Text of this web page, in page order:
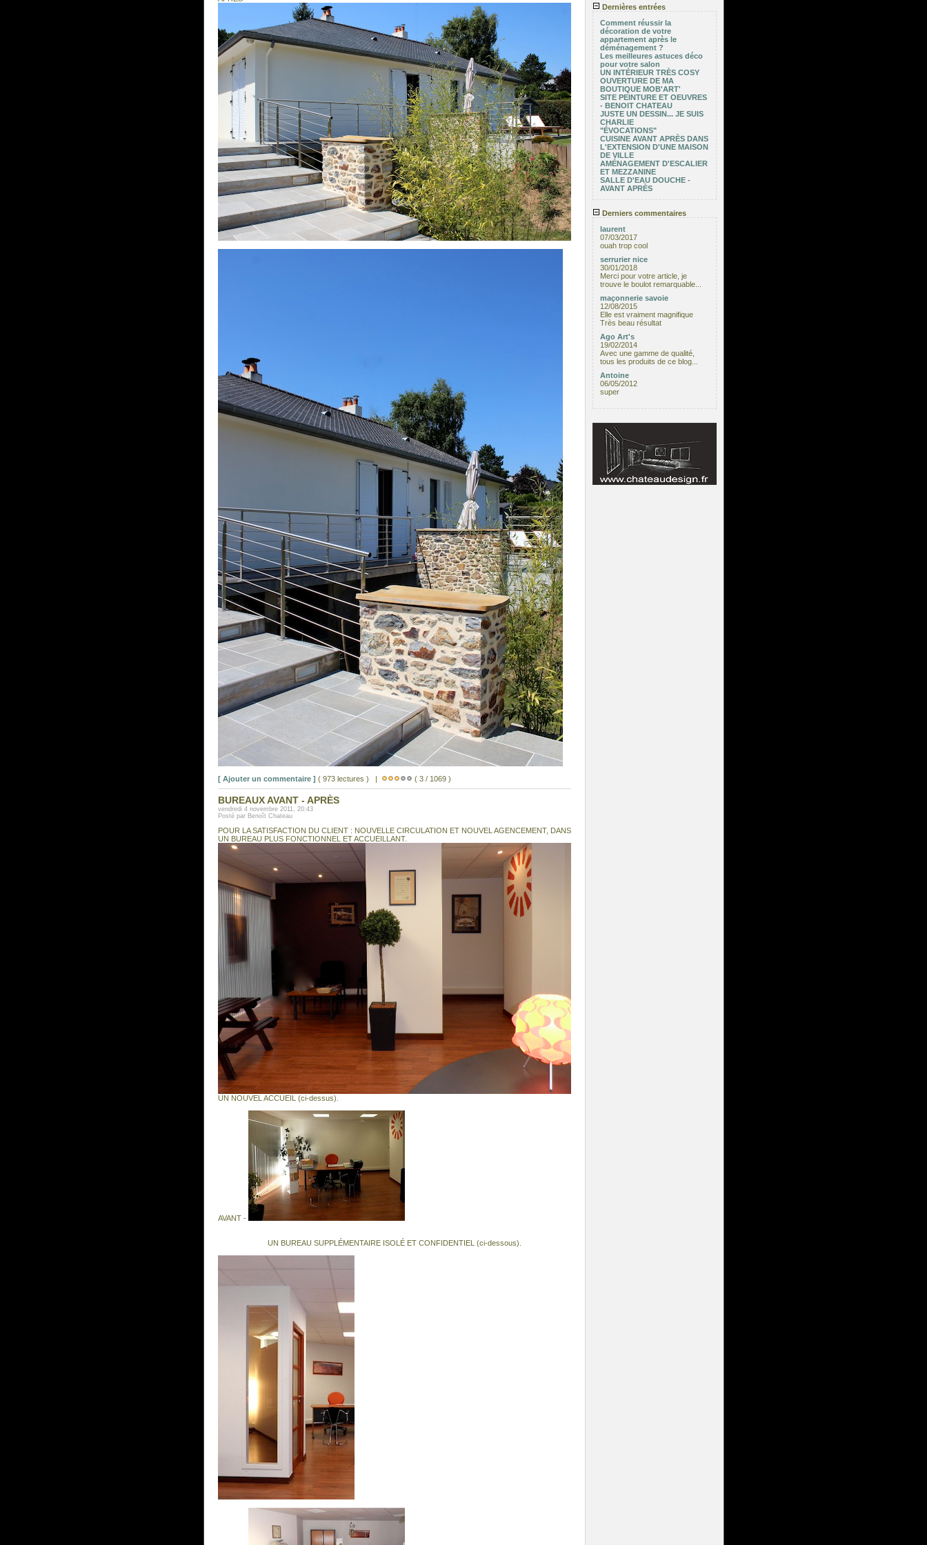
[ Ajouter un commentaire ] ( 973 lectures ) | ( 3 / 1069 )
BUREAUX AVANT - APRÈS
vendredi 4 novembre 2011, 20:43
Posté par Benoît Chateau
POUR LA SATISFACTION DU CLIENT : NOUVELLE CIRCULATION ET NOUVEL AGENCEMENT, DANS
UN BUREAU PLUS FONCTIONNEL ET ACCUEILLANT.
UN NOUVEL ACCUEIL (ci-dessus).
AVANT -
UN BUREAU SUPPLÉMENTAIRE ISOLÉ ET CONFIDENTIEL (ci-dessous).
Dernières entrées
Comment réussir la
décoration de votre
appartement après le
déménagement ?
Les meilleures astuces déco
pour votre salon
UN INTÉRIEUR TRÈS COSY
OUVERTURE DE MA
BOUTIQUE MOB'ART'
SITE PEINTURE ET OEUVRES
- BENOIT CHATEAU
JUSTE UN DESSIN... JE SUIS
CHARLIE
"ÉVOCATIONS"
CUISINE AVANT APRÈS DANS
L'EXTENSION D'UNE MAISON
DE VILLE
AMÉNAGEMENT D'ESCALIER
ET MEZZANINE
SALLE D'EAU DOUCHE -
AVANT APRÈS
Derniers commentaires
laurent
07/03/2017
ouah trop cool
serrurier nice
30/01/2018
Merci pour votre article, je
trouve le boulot remarquable...
maçonnerie savoie
12/08/2015
Elle est vraiment magnifique
Très beau résultat
Ago Art's
19/02/2014
Avec une gamme de qualité,
tous les produits de ce blog...
Antoine
06/05/2012
super